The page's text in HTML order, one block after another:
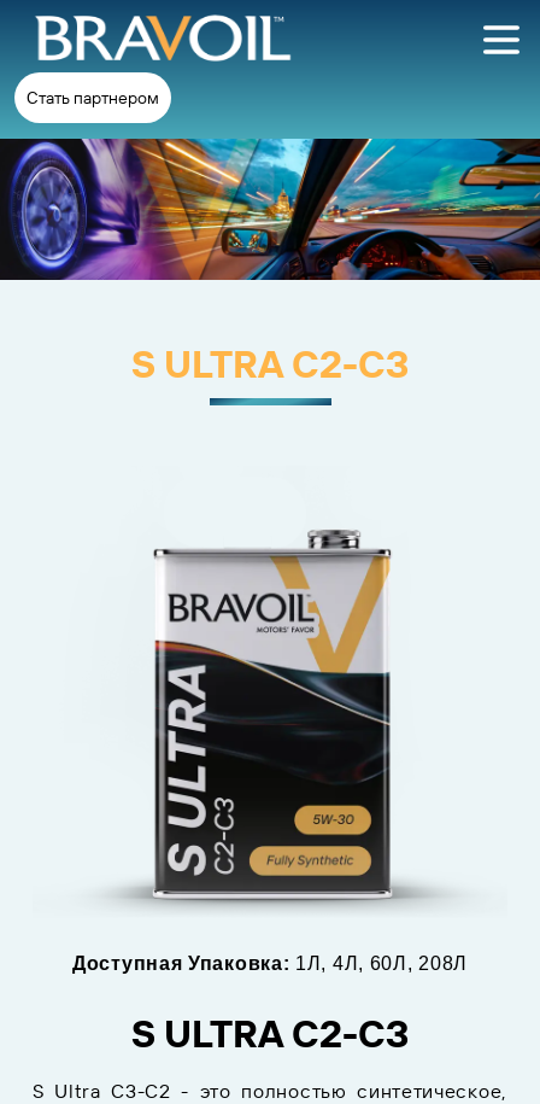
Стать партнером
S ULTRA C2-C3
S ULTRA C2-C3
Ѕ Ultra С3-С2 - это полностью синтетическое,
Доступная Упаковка: 1Л, 4Л, 60Л, 208Л